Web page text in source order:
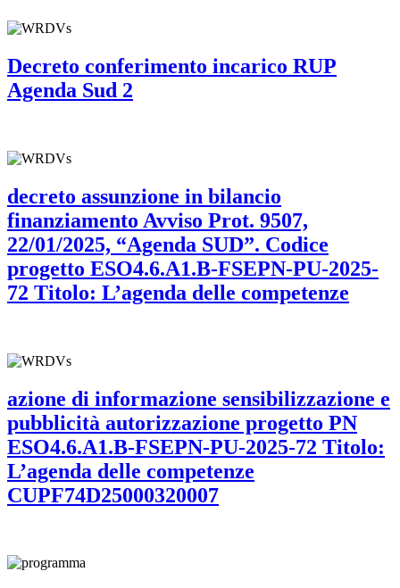
Decreto conferimento incarico RUP
Agenda Sud 2
decreto assunzione in bilancio
finanziamento Avviso Prot. 9507,
22/01/2025, “Agenda SUD”. Codice
progetto ESO4.6.A1.B-FSEPN-PU-2025-
72 Titolo: L’agenda delle competenze
azione di informazione sensibilizzazione e
pubblicità autorizzazione progetto PN
ESO4.6.A1.B-FSEPN-PU-2025-72 Titolo:
L’agenda delle competenze
CUPF74D25000320007